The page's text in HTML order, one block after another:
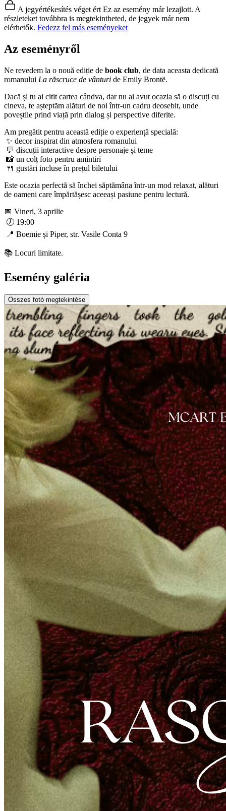
A jegyértékesítés véget ért Ez az esemény már lezajlott. A
részleteket továbbra is megtekintheted, de jegyek már nem
elérhetők. Fedezz fel más eseményeket
Az eseményről
Ne revedem la o nouă ediție de book club, de data aceasta dedicată
romanului La răscruce de vânturi de Emily Brontë.
Dacă și tu ai citit cartea cândva, dar nu ai avut ocazia să o discuți cu
cineva, te așteptăm alături de noi într-un cadru deosebit, unde
poveștile prind viață prin dialog și perspective diferite.
Am pregătit pentru această ediție o experiență specială:
✨ decor inspirat din atmosfera romanului
💬 discuții interactive despre personaje și teme
📸 un colț foto pentru amintiri
🍴 gustări incluse în prețul biletului
Este ocazia perfectă să închei săptămâna într-un mod relaxat, alături
de oameni care împărtășesc aceeași pasiune pentru lectură.
📅 Vineri, 3 aprilie
🕖 19:00
📍 Boemie și Piper, str. Vasile Conta 9
📚 Locuri limitate.
Esemény galéria
Összes fotó megtekintése